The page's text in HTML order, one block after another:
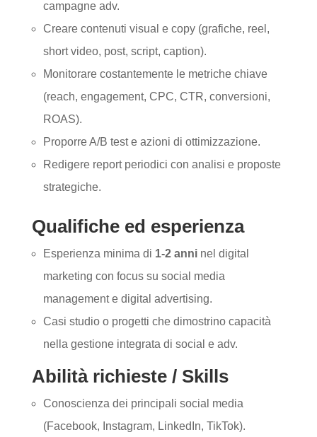
campagne adv.
Creare contenuti visual e copy (grafiche, reel,
short video, post, script, caption).
Monitorare costantemente le metriche chiave
(reach, engagement, CPC, CTR, conversioni,
ROAS).
Proporre A/B test e azioni di ottimizzazione.
Redigere report periodici con analisi e proposte
strategiche.
Qualifiche ed esperienza
Esperienza minima di 1-2 anninel digital
marketing con focus su social media
management e digital advertising.
Casi studio o progetti che dimostrino capacità
nella gestione integrata di social e adv.
Abilità richieste / Skills
Conoscienza dei principali social media
(Facebook, Instagram, LinkedIn, TikTok).